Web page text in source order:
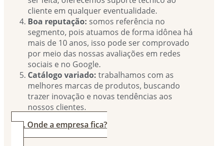
cliente em qualquer eventualidade.
Boa reputação: somos referência no
segmento, pois atuamos de forma idônea há
mais de 10 anos, isso pode ser comprovado
por meio das nossas avaliações em redes
sociais e no Google.
Catálogo variado: trabalhamos com as
melhores marcas de produtos, buscando
trazer inovação e novas tendências aos
nossos clientes.
4. Onde a empresa fica?